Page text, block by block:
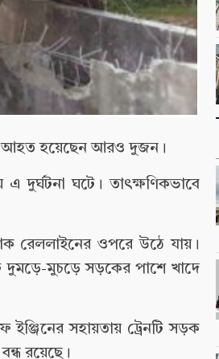
আহত হয়েছেন আরও দুজন।
দুর্ঘটনা ঘটে। তাৎক্ষণিকভাবে
রেললাইনের ওপরে উঠে যায়।
দুমড়ে-মুচড়ে সড়কের পাশে খাদে
সহায়তায় ট্রেনটি সড়ক
রয়েছে।